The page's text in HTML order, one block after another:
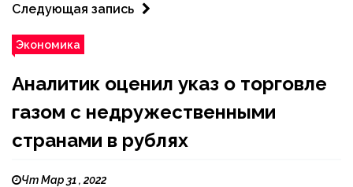
Следующая запись
Экономика
Аналитик оценил указ о торговле
газом с недружественными
странами в рублях
Чт Мар 31 , 2022